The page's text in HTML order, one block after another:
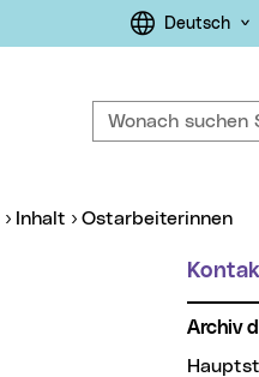
Deutsch
Wonach suchen
Inhalt Ostarbeiterinnen
Archiv